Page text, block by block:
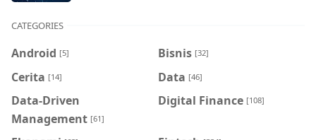
CATEGORIES
Android [5] Bisnis [32]
Cerita [14] Data [46]
Data-Driven
Management [61]
Digital Finance [108]